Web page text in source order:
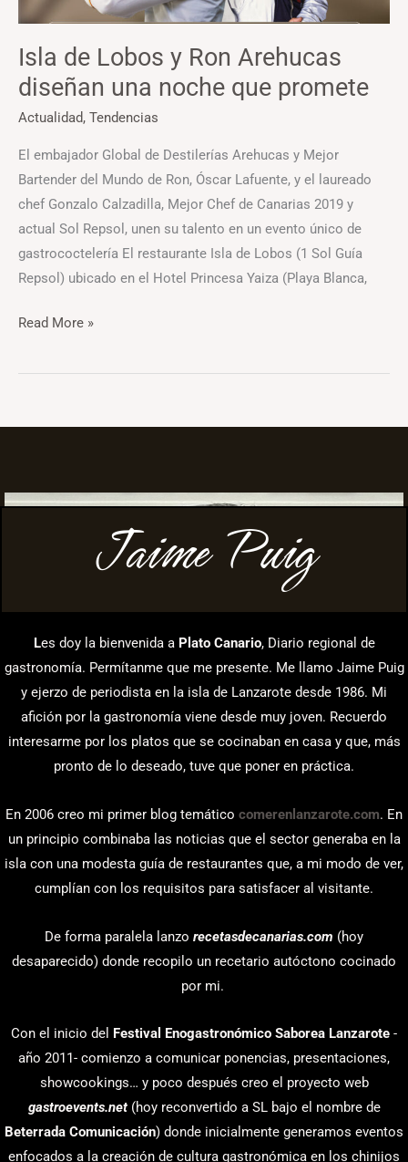
Isla de Lobos y Ron Arehucas
diseñan una noche que promete
Actualidad, Tendencias
El embajador Global de Destilerías Arehucas y Mejor
Bartender del Mundo de Ron, Óscar Lafuente, y el laureado
chef Gonzalo Calzadilla, Mejor Chef de Canarias 2019 y
actual Sol Repsol, unen su talento en un evento único de
gastrococtelería El restaurante Isla de Lobos (1 Sol Guía
Repsol) ubicado en el Hotel Princesa Yaiza (Playa Blanca,
diseñan
noche
que
promete
Read More »
Jaime Puig
Les doy la bienvenida a Plato Canario, Diario regional de
gastronomía. Permítanme que me presente. Me llamo Jaime Puig
y ejerzo de periodista en la isla de Lanzarote desde 1986. Mi
afición por la gastronomía viene desde muy joven. Recuerdo
interesarme por los platos que se cocinaban en casa y que, más
pronto de lo deseado, tuve que poner en práctica.
En 2006 creo mi primer blog temático comerenlanzarote.com. En
un principio combinaba las noticias que el sector generaba en la
isla con una modesta guía de restaurantes que, a mi modo de ver,
cumplían con los requisitos para satisfacer al visitante.
De forma paralela lanzo recetasdecanarias.com (hoy
desaparecido) donde recopilo un recetario autóctono cocinado
por mi.
Con el inicio del Festival Enogastronómico Saborea Lanzarote -
año 2011- comienzo a comunicar ponencias, presentaciones,
showcookings… y poco después creo el proyecto web
gastroevents.net(hoy reconvertido a SL bajo el nombre de
Beterrada Comunicación) donde inicialmente generamos eventos
enfocados a la creación de cultura gastronómica en los chinijos